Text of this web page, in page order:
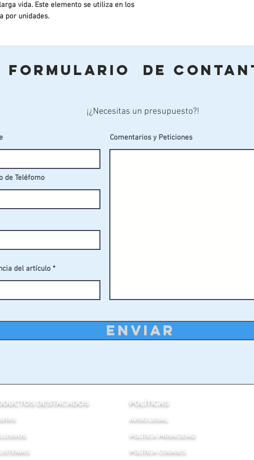
vida. Este elemento se utiliza en los
por unidades.
Formulario de
¡¿Necesitas un presupuesto?!
de Teléfomo
del artículo
Comentarios y Peticiones
ENVIAR
DESTACADOS​ POLÍTICAS
AVISO LEGAL
POLÍTICA PRIVACIDAD
POLÍTICA COOKIES